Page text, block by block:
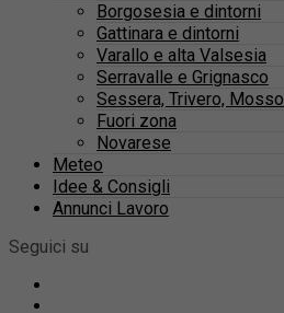
Borgosesia e dintorni
Gattinara e dintorni
Varallo e alta Valsesia
Serravalle e Grignasco
Sessera, Trivero, Mosso
Fuori zona
Novarese
Meteo
Idee & Consigli
Annunci Lavoro
Seguici su